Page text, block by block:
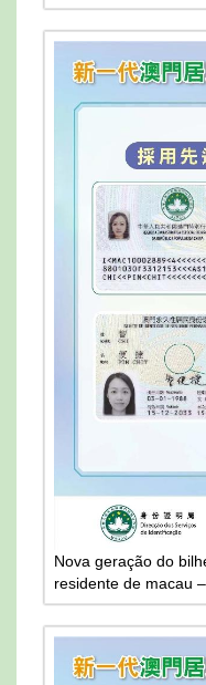
Nova geração do
residente de macau